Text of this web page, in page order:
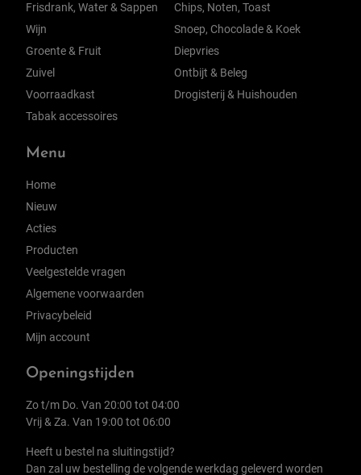
Frisdrank, Water & Sappen
Wijn
Groente & Fruit
Zuivel
Voorraadkast
Tabak accessoires
Chips, Noten, Toast
Snoep, Chocolade & Koek
Diepvries
Ontbijt & Beleg
Drogisterij & Huishouden
Menu
Home
Nieuw
Acties
Producten
Veelgestelde vragen
Algemene voorwaarden
Privacybeleid
Mijn account
Openingstijden
Zo t/m Do. Van 20:00 tot 04:00
Vrij & Za. Van 19:00 tot 06:00
Heeft u bestel na sluitingstijd?
Dan zal uw bestelling de volgende werkdag geleverd worden